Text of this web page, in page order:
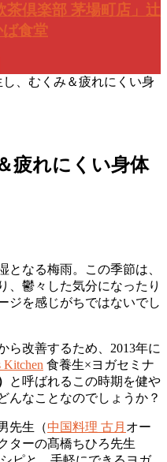
茶倶楽部 茅場町店」辻
食堂
し、むくみ＆疲れにくい身
疲れにくい身体
となる梅雨。この季節は、
、鬱々した気分になったり
ジを感じがちではないでし
ら改善するため、2013年に
Kitchen 食養生×ヨガセミナ
と呼ばれるこの時期を健や
んなことなのでしょうか？
先生（中国料理 古月 オー
ターの髙橋ちひろ先生